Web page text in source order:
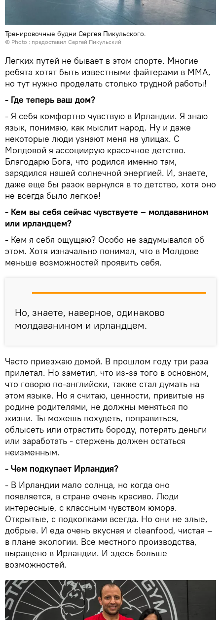
Тренировочные будни Сергея Пикульского.
© Photo : предоставил Сергей Пикульский
Легких путей не бывает в этом спорте. Многие
ребята хотят быть известными файтерами в ММА,
но тут нужно проделать столько трудной работы!
- Где теперь ваш дом?
- Я себя комфортно чувствую в Ирландии. Я знаю
язык, понимаю, как мыслит народ. Ну и даже
некоторые люди узнают меня на улицах. С
Молдовой я ассоциирую красочное детство.
Благодарю Бога, что родился именно там,
зарядился нашей солнечной энергией. И, знаете,
даже еще бы разок вернулся в то детство, хотя оно
не всегда было легкое!
- Кем вы себя сейчас чувствуете – молдаванином
или ирландцем?
- Кем я себя ощущаю? Особо не задумывался об
этом. Хотя изначально понимал, что в Молдове
меньше возможностей проявить себя.
Но, знаете, наверное, одинаково
молдаванином и ирландцем.
Часто приезжаю домой. В прошлом году три раза
прилетал. Но заметил, что из-за того в основном,
что говорю по-английски, также стал думать на
этом языке. Но я считаю, ценности, привитые на
родине родителями, не должны меняться по
жизни. Ты можешь похудеть, поправиться,
облысеть или отрастить бороду, потерять деньги
или заработать - стержень должен остаться
неизменным.
- Чем подкупает Ирландия?
- В Ирландии мало солнца, но когда оно
появляется, в стране очень красиво. Люди
интересные, с классным чувством юмора.
Открытые, с подколками всегда. Но они не злые,
добрые. И еда очень вкусная и cleanfood, чистая –
в плане экологии. Все местного производства,
выращено в Ирландии. И здесь больше
возможностей.